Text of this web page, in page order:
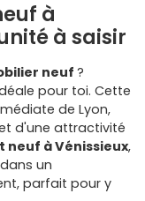
à
à saisir
neuf ?
pour toi. Cette
de Lyon,
d'une attractivité
neuf à Vénissieux,
un
parfait pour y